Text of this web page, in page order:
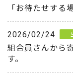
「お待たせする
2026/02/24
組合員さんから
す。